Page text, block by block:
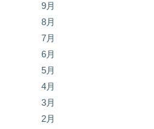
9月
8月
7月
6月
5月
4月
3月
2月